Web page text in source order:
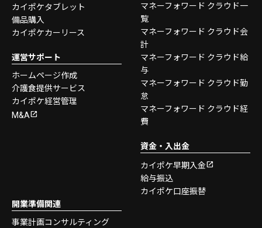
カイポケタブレット
備品購入
カイポケカーリース
運営サポート
ホームページ作成
介護食提供サービス
カイポケ経営管理
M&A
マネーフォワード クラウド一
覧
マネーフォワード クラウド会
計
マネーフォワード クラウド給
与
マネーフォワード クラウド勤
怠
マネーフォワード クラウド経
費
資金・入出金
カイポケ早期入金
給与振込
カイポケ口座振替
開業準備関連
事業計画コンサルティング